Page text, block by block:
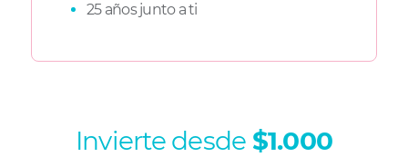
25 años junto a ti
Invierte desde $1.000